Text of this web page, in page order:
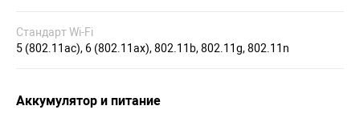
Стандарт Wi-Fi
5 (802.11ac), 6 (802.11ax), 802.11b, 802.11g, 802.11n
Аккумулятор и питание